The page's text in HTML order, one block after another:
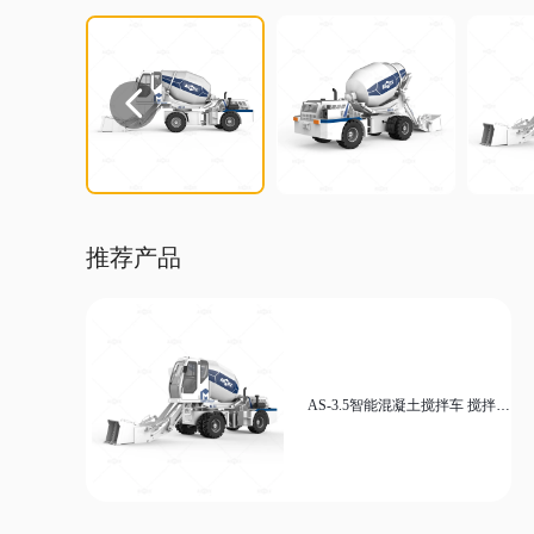

推荐产品
AS-3.5智能混凝土搅拌车 搅拌罐